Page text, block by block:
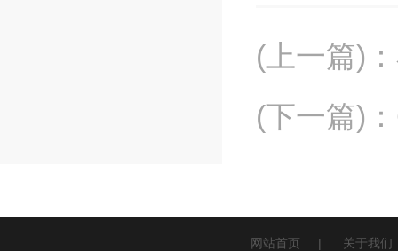
(上一篇) ：
(下一篇) ：
网站首页 | 关于我们